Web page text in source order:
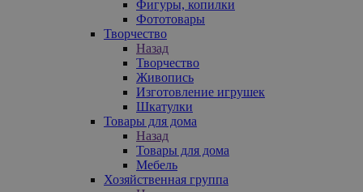
Фигуры, копилки
Фототовары
Творчество
Назад
Творчество
Живопись
Изготовление игрушек
Шкатулки
Товары для дома
Назад
Товары для дома
Мебель
Хозяйственная группа